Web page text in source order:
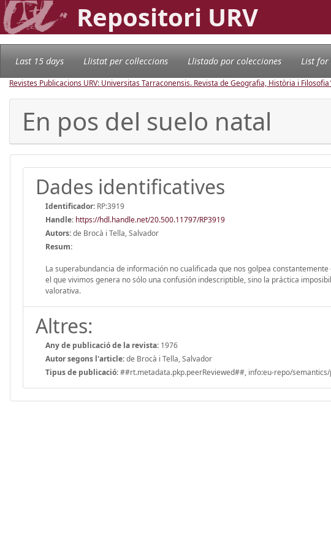
Repositori URV
Last 15 days Llistat per col·leccions Llistado por colecciones List for
Revistes Publicacions URV: Universitas Tarraconensis. Revista de Geografia, Història i Filosofia
En pos del suelo natal
Dades identificatives
Identificador: RP:3919
Handle: https://hdl.handle.net/20.500.11797/RP3919
Autors:de Brocà i Tella, Salvador
Resum:
La superabundancia de información no cualificada que nos golpea
el que vivimos genera no sólo una confusión indescriptible, sino la práctica
valorativa.
Altres:
Any de publicació de la revista: 1976
Autor segons l'article:de Brocà i Tella, Salvador
Tipus de publicació:##rt.metadata.pkp.peerReviewed##, info:eu-repo/